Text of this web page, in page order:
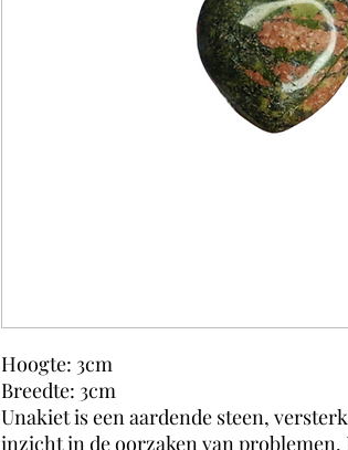
Hoogte: 3cm
Breedte: 3cm
Unakiet is een aardende steen,
inzicht in de oorzaken van